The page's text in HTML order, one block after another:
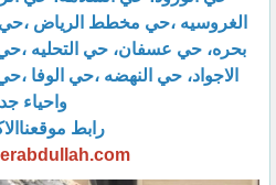
الغروسيه ،حي مخطط الرياض ،حي
بحره، حي عسفان، حي التحليه ،حي
الاجواد، حي النهضه ،حي الوفا
واحياء
رابط